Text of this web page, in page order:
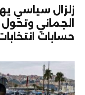
زلزال سياسي
الجماني
حسابات انتخابات